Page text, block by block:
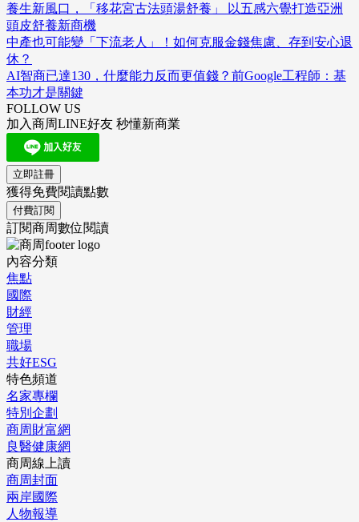
養生新風口，「移花宮古法頭湯舒養」 以五感六覺打造亞洲
頭皮舒養新商機
中產也可能變「下流老人」！如何克服金錢焦慮、存到安心退
休？
AI智商已達130，什麼能力反而更值錢？前Google工程師：基
本功才是關鍵
FOLLOW US
加入商周LINE好友 秒懂新商業
立即註冊
獲得免費閱讀點數
付費訂閱
訂閱商周數位閱讀
內容分類
焦點
國際
財經
管理
職場
共好ESG
特色頻道
名家專欄
特別企劃
商周財富網
良醫健康網
商周線上讀
商周封面
兩岸國際
人物報導